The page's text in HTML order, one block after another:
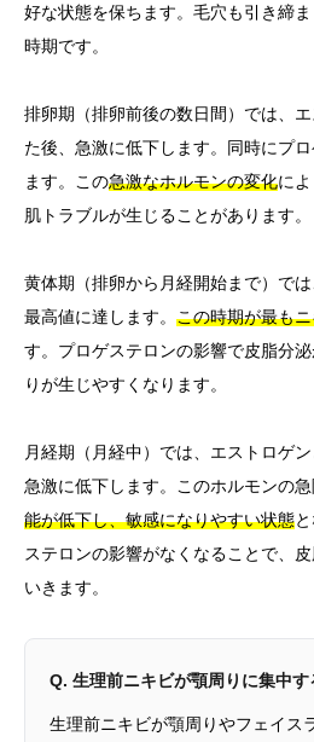
好な状態を保ちます。毛穴も引き締
時期です。
排卵期（排卵前後の数日間）では、
た後、急激に低下します。同時にプ
ます。この急激なホルモンの変化に
肌トラブルが生じることがあります。
黄体期（排卵から月経開始まで）で
最高値に達します。 この時期が最も
す。プロゲステロンの影響で皮脂分
りが生じやすくなります。
月経期（月経中）では、エストロゲ
急激に低下します。このホルモンの急
能が低下し、敏感になりやすい状態
ステロンの影響がなくなることで、
いきます。
Q. 生理前ニキビが顎周りに集中す
生理前ニキビが顎周りやフェイス